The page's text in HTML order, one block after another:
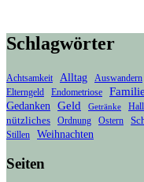
Schlagwörter
Achtsamkeit Alltag Auswandern
Elterngeld Endometriose
Gedanken Geld Getränke
nützliches Ordnung Ostern
Stillen Weihnachten
Seiten